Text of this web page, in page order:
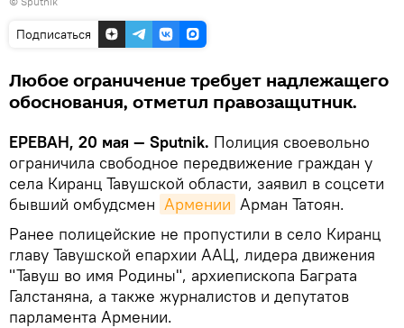
Подписаться
Любое ограничение требует надлежащего
обоснования, отметил правозащитник.
ЕРЕВАН, 20 мая — Sputnik. Полиция своевольно
ограничила свободное передвижение граждан у
села Киранц Тавушской области, заявил в соцсети
бывший омбудсмен Армении Арман Татоян.
Ранее полицейские не пропустили в село Киранц
главу Тавушской епархии ААЦ, лидера движения
"Тавуш во имя Родины", архиепископа Баграта
Галстаняна, а также журналистов и депутатов
парламента Армении.